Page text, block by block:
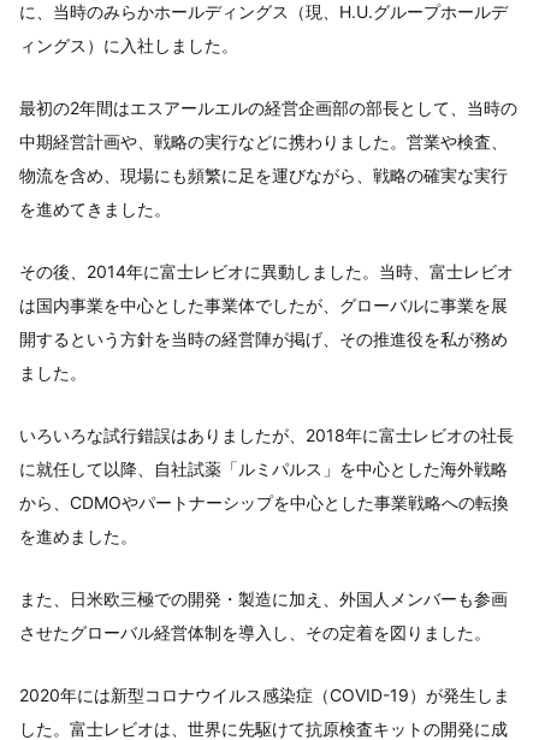
に、当時のみらかホールディングス（現、H.U.グループホールデ
ィングス）に入社しました。
最初の2年間はエスアールエルの経営企画部の部長として、当時の
中期経営計画や、戦略の実行などに携わりました。営業や検査、
物流を含め、現場にも頻繁に足を運びながら、戦略の確実な実行
を進めてきました。
その後、2014年に富士レビオに異動しました。当時、富士レビオ
は国内事業を中心とした事業体でしたが、グローバルに事業を展
開するという方針を当時の経営陣が掲げ、その推進役を私が務め
ました。
いろいろな試行錯誤はありましたが、2018年に富士レビオの社長
に就任して以降、自社試薬「ルミパルス」を中心とした海外戦略
から、CDMOやパートナーシップを中心とした事業戦略への転換
を進めました。
また、日米欧三極での開発・製造に加え、外国人メンバーも参画
させたグローバル経営体制を導入し、その定着を図りました。
2020年には新型コロナウイルス感染症（COVID-19）が発生しま
した。富士レビオは、世界に先駆けて抗原検査キットの開発に成